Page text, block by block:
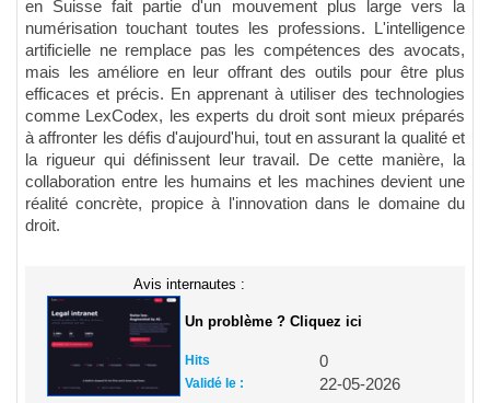
en Suisse fait partie d'un mouvement plus large vers la
numérisation touchant toutes les professions. L'intelligence
artificielle ne remplace pas les compétences des avocats,
mais les améliore en leur offrant des outils pour être plus
efficaces et précis. En apprenant à utiliser des technologies
comme LexCodex, les experts du droit sont mieux préparés
à affronter les défis d'aujourd'hui, tout en assurant la qualité et
la rigueur qui définissent leur travail. De cette manière, la
collaboration entre les humains et les machines devient une
réalité concrète, propice à l'innovation dans le domaine du
droit.
Avis internautes :
Un problème ? Cliquez ici
Hits 0
Validé le : 22-05-2026